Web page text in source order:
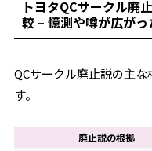
トヨタQCサークル廃
較 – 憶測や噂が広が
QCサークル廃止説の主
す。
廃止説の根拠